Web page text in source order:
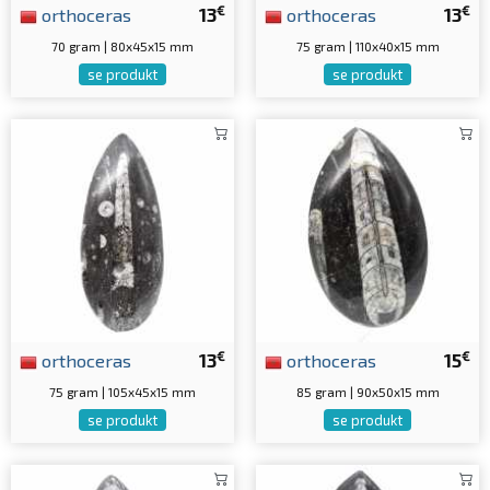
13€
orthoceras
70 gram | 80x45x15 mm
se produkt
13€
orthoceras
75 gram | 110x40x15 mm
se produkt
13€
orthoceras
75 gram | 105x45x15 mm
se produkt
15€
orthoceras
85 gram | 90x50x15 mm
se produkt